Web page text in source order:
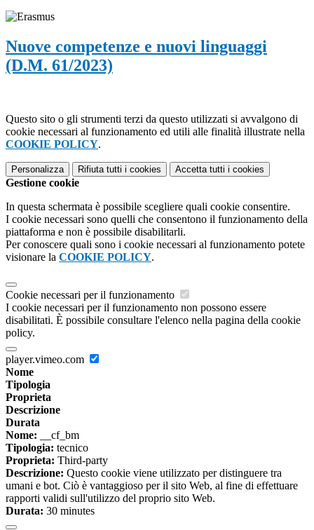
Nuove competenze e nuovi linguaggi
(D.M. 61/2023)
Questo sito o gli strumenti terzi da questo utilizzati si avvalgono di
cookie necessari al funzionamento ed utili alle finalità illustrate nella
COOKIE POLICY.
Personalizza Rifiuta tutti i cookies Accetta tutti i cookies
Gestione cookie
In questa schermata è possibile scegliere quali cookie consentire.
I cookie necessari sono quelli che consentono il funzionamento della
piattaforma e non è possibile disabilitarli.
Per conoscere quali sono i cookie necessari al funzionamento potete
visionare la COOKIE POLICY.
Cookie necessari per il funzionamento
I cookie necessari per il funzionamento non possono essere
disabilitati. È possibile consultare l'elenco nella pagina della cookie
policy.
player.vimeo.com
Nome
Tipologia
Proprieta
Descrizione
Durata
Nome: __cf_bm
Tipologia: tecnico
Proprieta: Third-party
Descrizione: Questo cookie viene utilizzato per distinguere tra
umani e bot. Ciò è vantaggioso per il sito Web, al fine di effettuare
rapporti validi sull'utilizzo del proprio sito Web.
Durata: 30 minutes